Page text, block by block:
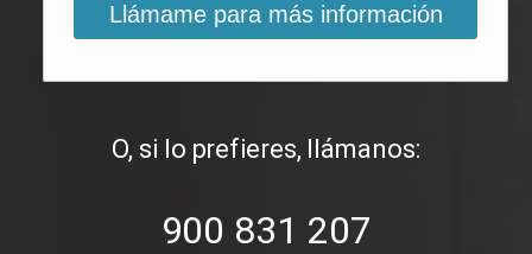
Llámame para más información
O, si lo prefieres, llámanos:
900 831 207